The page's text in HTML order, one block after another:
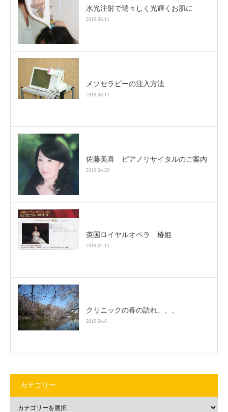
水光注射で瑞々しく光輝くお肌に
2019.06.11
メソセラピーの注入方法
2019.06.11
佐藤美喜 ピアノリサイタルのご案内
2019.04.29
英国ロイヤルオペラ 椿姫
2019.04.13
クリニックの春の訪れ、、、
2019.04.6
カテゴリー